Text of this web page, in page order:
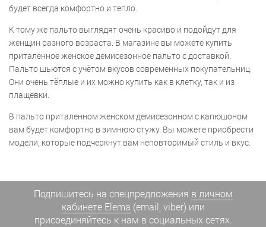
будет всегда комфортно и тепло.
К тому же пальто выглядят очень красиво и подойдут для
женщин разного возраста. В магазине вы можете купить
приталенное женское демисезонное пальто с доставкой.
Пальто шьются с учётом вкусов современных покупательниц.
Они очень тёплые и их можно купить как в клетку, так и из
плащевки.
В пальто приталенном женском демисезонном с капюшоном
вам будет комфортно в зимнюю стужу. Вы можете приобрести
модели, которые подчеркнут вам неповторимый стиль и вкус.
Подпишитесь на спецпредложения в личном
кабинете Elema (email, viber) или
присоединяйтесь к нам в социальных сетях.